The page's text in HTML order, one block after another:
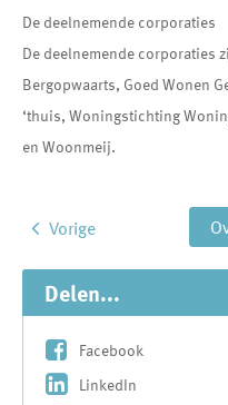
De deelnemende corporaties
De deelnemende corporaties
Bergopwaarts, Goed Wonen
‘thuis, Woningstichting
en Woonmeij.
Vorige
Delen...
Facebook
LinkedIn